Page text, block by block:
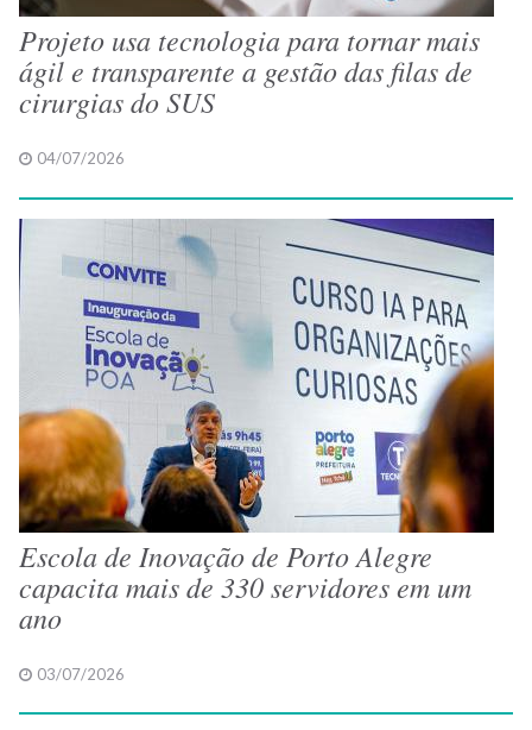
Projeto usa tecnologia para tornar mais
ágil e transparente a gestão das filas de
cirurgias do SUS
04/07/2026
Escola de Inovação de Porto Alegre
capacita mais de 330 servidores em um
ano
03/07/2026